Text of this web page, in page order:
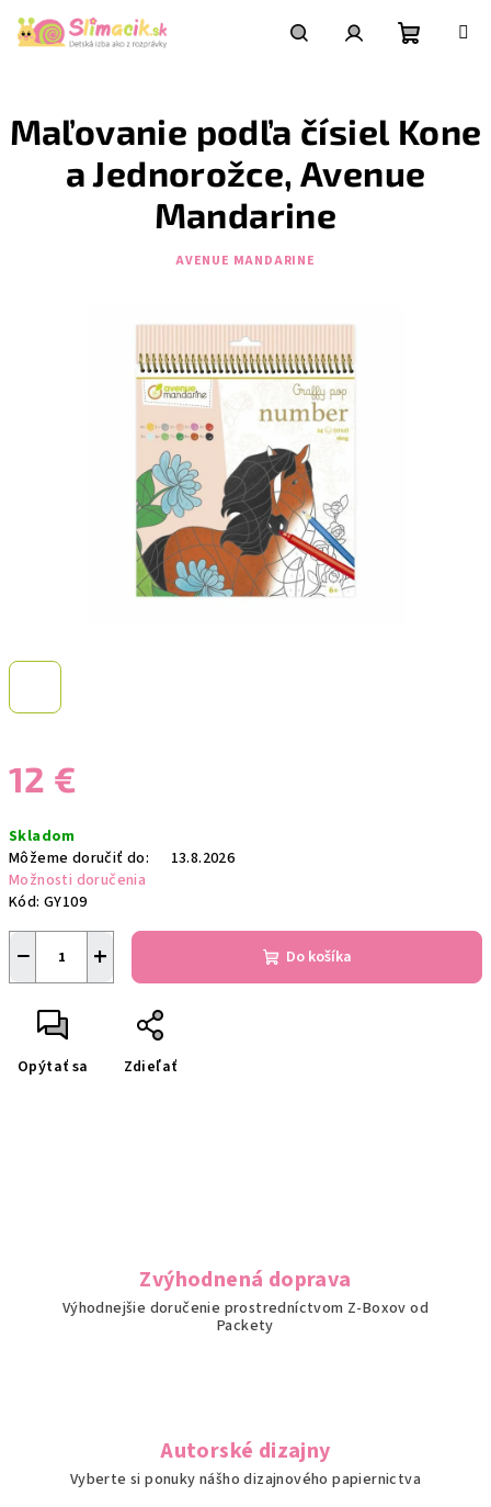
obsah
košík
12 €
cena:
Skladom
Môžeme doručiť do:
13.8.2026
Možnosti doručenia
Kód: GY109
+
− Do košíka
Opýtať sa Zdieľať
Maľovanie podľa čísiel Kone
a Jednorožce, Avenue
Mandarine
AVENUE MANDARINE
Zvýhodnená doprava
Výhodnejšie doručenie prostredníctvom Z-Boxov od
Packety
Autorské dizajny
Vyberte si ponuky nášho dizajnového papiernictva